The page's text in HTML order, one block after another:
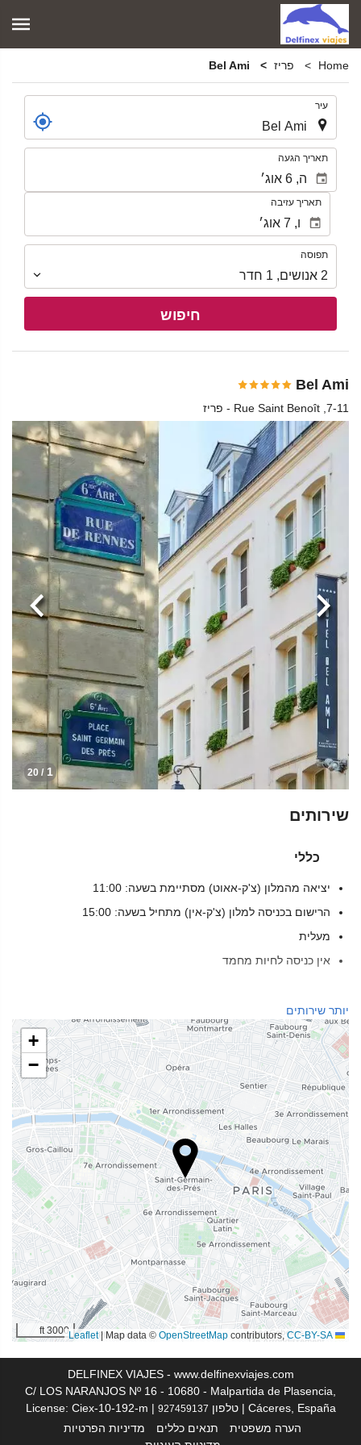
Home פריז
עיר
תאריך הגעה
תאריך עזיבה
תפוסה
תפוסה
2 אנושים,
1 חדר
חיפוש
Bel Ami
7-11, Rue Saint Benoît - פריז
1
/ 20
הקודמת הבא
שירותים
כללי
יציאה מהמלון (צ'ק-אאוט) מסתיימת בשעה: 11:00
הרישום בכניסה למלון (צ'ק-אין) מתחיל בשעה: 15:00
מעלית
אין כניסה לחיות מחמד
ספא
סאונה
מכון כושר
שירותי קבלה
דלפק קבלה 24 שעות ביממה
אחסון מטען
מזון ומשקאות
מסעדת א־לה־קארט
בר
מתקנים לעסקים
מרכז עסקים
אינטרנט
אינטרנט אלחוטי חינם
יותר שירותים
+
−
3000 ft |Map data © OpenStreetMap contributors,CC-BY-SA
DELFINEX VIAJES - www.delfinexviajes.com
C/ LOS NARANJOS Nº 16 - 10680 - Malpartida de Plasencia,
Cáceres, España | טלפון
927459137
| License: Ciex-10-192-m
הערה משפטית
תנאים כללים
מדיניות הפרטיות